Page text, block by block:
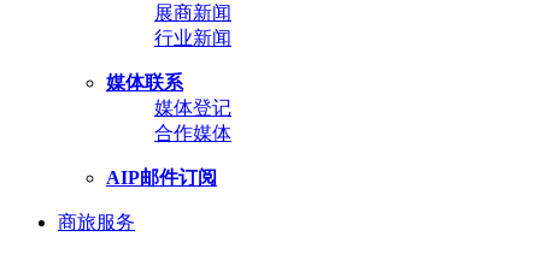
展商新闻
行业新闻
媒体联系
媒体登记
合作媒体
AIP邮件订阅
商旅服务